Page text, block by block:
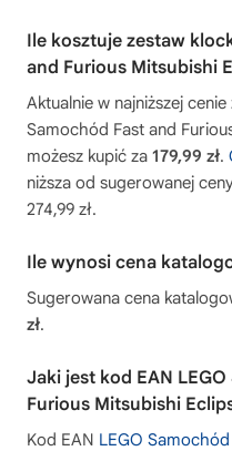
Ile kosztuje zestaw
and Furious Mitsubishi
Aktualnie w najniższej
Samochód Fast and
możesz kupić za 179,99 zł.
niższa od sugerowanej
274,99 zł.
Ile wynosi cena
Sugerowana cena
zł.
Jaki jest kod EAN
Furious Mitsubishi
Kod EAN LEGO